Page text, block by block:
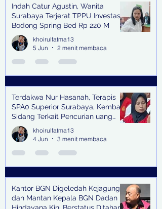
Indah Catur Agustin, Wanita
Surabaya Terjerat TPPU Investasi
Bodong Spring Bed Rp 220 M
khoirulfatma13
5 Jun
2 menit membaca
Terdakwa Nur Hasanah, Terapis
SPA0 Superior Surabaya, Kembali
Sidang Terkait Pencurian uang
senilai Rp1,285 M di PN Surabaya
khoirulfatma13
4 Jun
3 menit membaca
Kantor BGN Digeledah Kejagung
dan Mantan Kepala BGN Dadan